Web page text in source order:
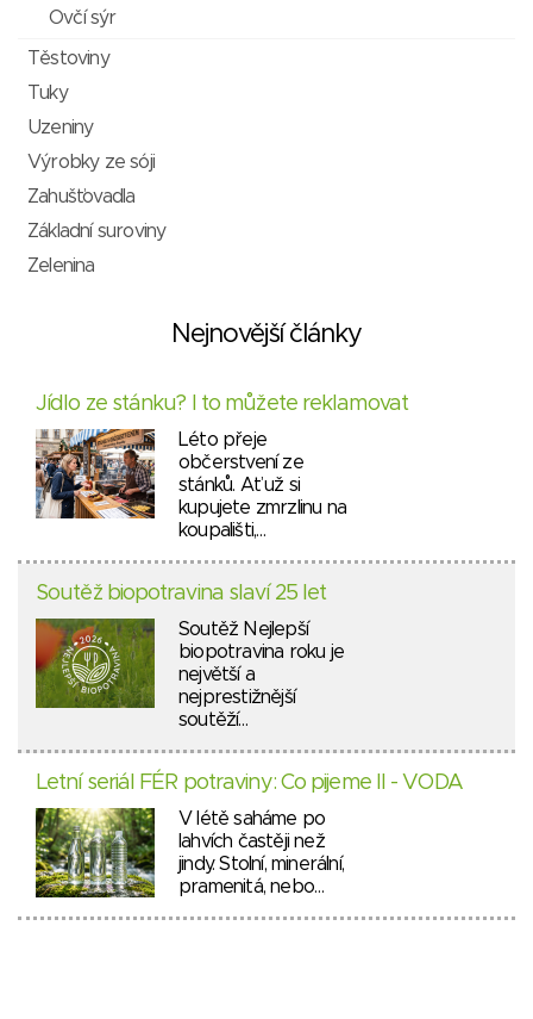
Ovčí sýr
Těstoviny
Tuky
Uzeniny
Výrobky ze sóji
Zahušťovadla
Základní suroviny
Zelenina
Nejnovější články
Jídlo ze stánku? I to můžete reklamovat
Léto přeje
občerstvení ze
stánků. Ať už si
kupujete zmrzlinu na
koupališti,…
Soutěž biopotravina slaví 25 let
Soutěž Nejlepší
biopotravina roku je
největší a
nejprestižnější
soutěží…
Letní seriál FÉR potraviny: Co pijeme II - VODA
V létě saháme po
lahvích častěji než
jindy. Stolní, minerální,
pramenitá, nebo…